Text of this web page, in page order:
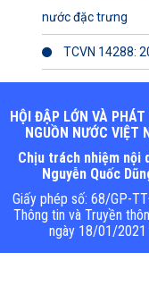
nước đặc trưng
TCVN 14288:
HỘI ĐẬP LỚN VÀ PHÁT
NGUỒN NƯỚC VIỆT
Chịu trách nhiệm nội
Nguyễn Quốc
Giấy phép số: 68/GP-
Thông tin và Truyền
ngày 18/01/2021